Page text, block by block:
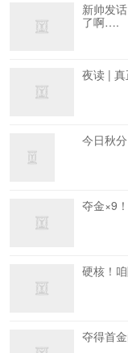
新帅发
了啊….
夜读 |
今日秋分
夺金×9
硬核！
夺得首